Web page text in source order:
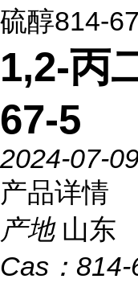
硫醇814-
1,2-丙
67-5
2024-07-
产品详情
产地 山东
Cas： 814-